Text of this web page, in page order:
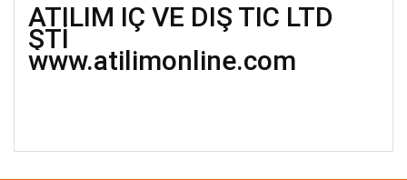
KOPYALANMASI VİDEOSU
ATILIM İÇ VE DIŞ TİC LTD
ŞTİ
www.atilimonline.com